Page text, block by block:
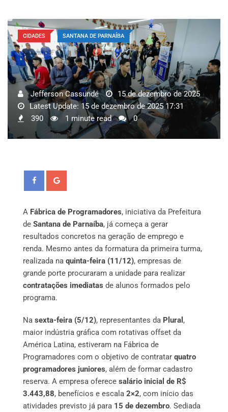
CIDADES SANTANA DE PARNAÍBA
Jefferson Cassundé
15 de dezembro de 2025
Latest Update: 15 de dezembro de 2025 17:31
390
1 minute read 0
A Fábrica de Programadores, iniciativa da Prefeitura
de Santana de Parnaíba, já começa a gerar
resultados concretos na geração de emprego e
renda. Mesmo antes da formatura da primeira turma,
realizada na quinta-feira (11/12), empresas de
grande porte procuraram a unidade para realizar
contratações imediatas de alunos formados pelo
programa.
Na sexta-feira (5/12), representantes da Plural ,
maior indústria gráfica com rotativas offset da
América Latina, estiveram na Fábrica de
Programadores com o objetivo de contratar quatro
programadores juniores, além de formar cadastro
reserva. A empresa oferece salário inicial de R$
3.443,88, benefícios e escala 2×2, com início das
atividades previsto já para 15 de dezembro. Sediada